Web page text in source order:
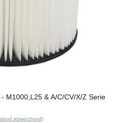
M1000,L25 & A/C/CV/X/Z Serie
abweichend)